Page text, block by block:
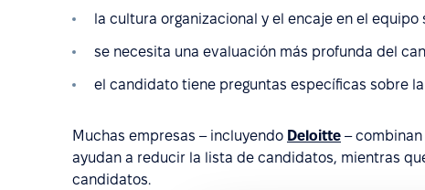
la cultura organizacional y el encaje en el equipo
se necesita una evaluación más profunda del
el candidato tiene preguntas específicas sobre
Muchas empresas – incluyendo Deloitte –
ayudan a reducir la lista de candidatos, mientras
candidatos.